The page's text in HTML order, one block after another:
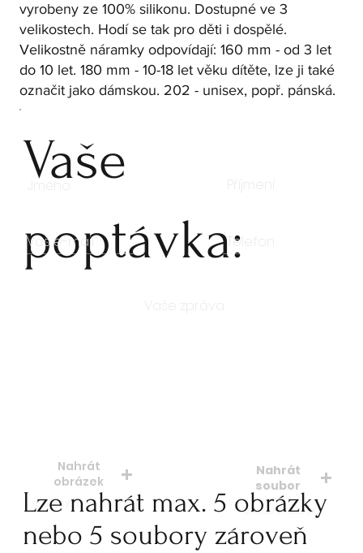
vyrobeny ze 100% silikonu. Dostupné ve 3
velikostech. Hodí se tak pro děti i dospělé.
Velikostně náramky odpovídají: 160 mm - od 3 let
do 10 let. 180 mm - 10-18 let věku dítěte, lze ji také
označit jako dámskou. 202 - unisex, popř. pánská.
Vaše
poptávka:
Nahrát
obrázek
soubory: jpeg, jpg, png
Nahrát
soubor
soubory: doc. pdf.
Lze nahrát max. 5 obrázky
nebo 5 soubory zároveň